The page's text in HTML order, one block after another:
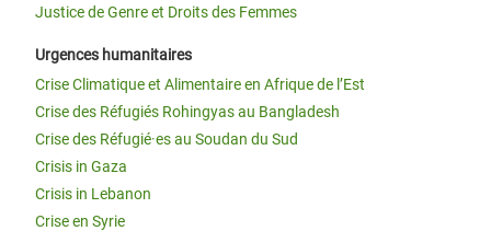
Justice de Genre et Droits des Femmes
Urgences humanitaires
Crise Climatique et Alimentaire en Afrique de l’Est
Crise des Réfugiés Rohingyas au Bangladesh
Crise des Réfugié·es au Soudan du Sud
Crisis in Gaza
Crisis in Lebanon
Crise en Syrie